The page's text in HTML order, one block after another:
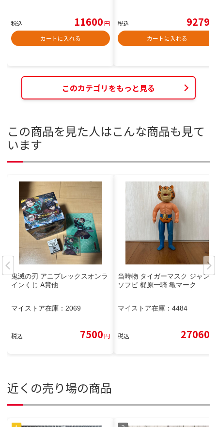
税込 11600円
カートに入れる
税込 9279
カートに入れる
このカテゴリをもっと見る
この商品を見た人はこんな商品も見て
います
鬼滅の刃 アニプレックスオンラ
インくじ A賞他
マイストア在庫： 2069
税込 7500円
当時物 タイガーマスク ジャンボ
ソフビ 梶原一騎 亀マーク
マイストア在庫： 4484
税込 27060
近くの売り場の商品